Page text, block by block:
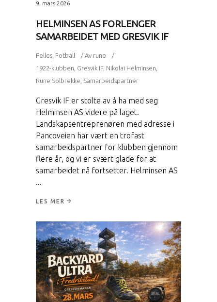
9. mars 2026
HELMINSEN AS FORLENGER
SAMARBEIDET MED GRESVIK IF
Felles Fotball Av rune
1922-klubben Gresvik IF, Nikolai Helminsen
Rune Solbrekke Samarbeidspartner
Gresvik IF er stolte av å ha med seg
Helminsen AS videre på laget.
Landskapsentreprenøren med adresse i
Pancoveien har vært en trofast
samarbeidspartner for klubben gjennom
flere år, og vi er svært glade for at
samarbeidet nå fortsetter. Helminsen AS
LES MER